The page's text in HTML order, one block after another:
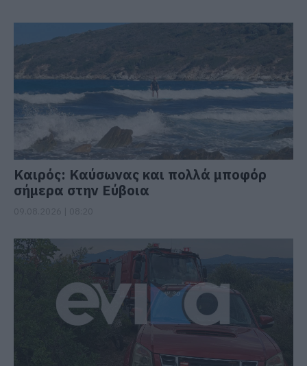
Καιρός: Καύσωνας και πολλά μποφόρ
σήμερα στην Εύβοια